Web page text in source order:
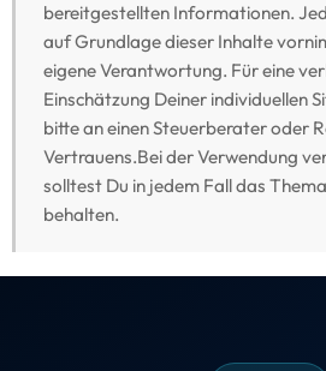
bereitgestellten Informationen.
auf Grundlage dieser Inhalte
eigene Verantwortung. Für eine
Einschätzung Deiner individuellen
bitte an einen Steuerberater oder
Vertrauens.Bei der Verwendung
solltest Du in jedem Fall das
behalten.